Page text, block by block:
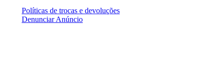
Políticas de trocas e devoluções
Denunciar Anúncio